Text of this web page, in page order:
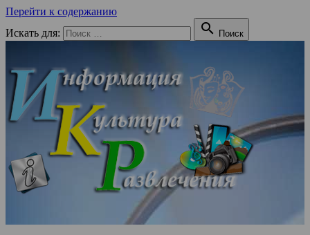
Перейти к содержанию
Искать для:
 Поиск